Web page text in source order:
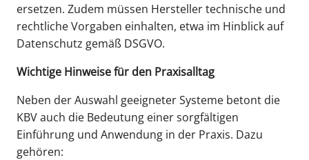
ersetzen. Zudem müssen Hersteller technische und
rechtliche Vorgaben einhalten, etwa im Hinblick auf
Datenschutz gemäß DSGVO.
Wichtige Hinweise für den Praxisalltag
Neben der Auswahl geeigneter Systeme betont die
KBV auch die Bedeutung einer sorgfältigen
Einführung und Anwendung in der Praxis. Dazu
gehören: